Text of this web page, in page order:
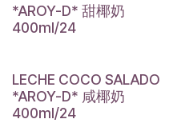
*AROY-D* 甜椰奶
400ml/24
LECHE COCO SALADO
*AROY-D* 咸椰奶
400ml/24